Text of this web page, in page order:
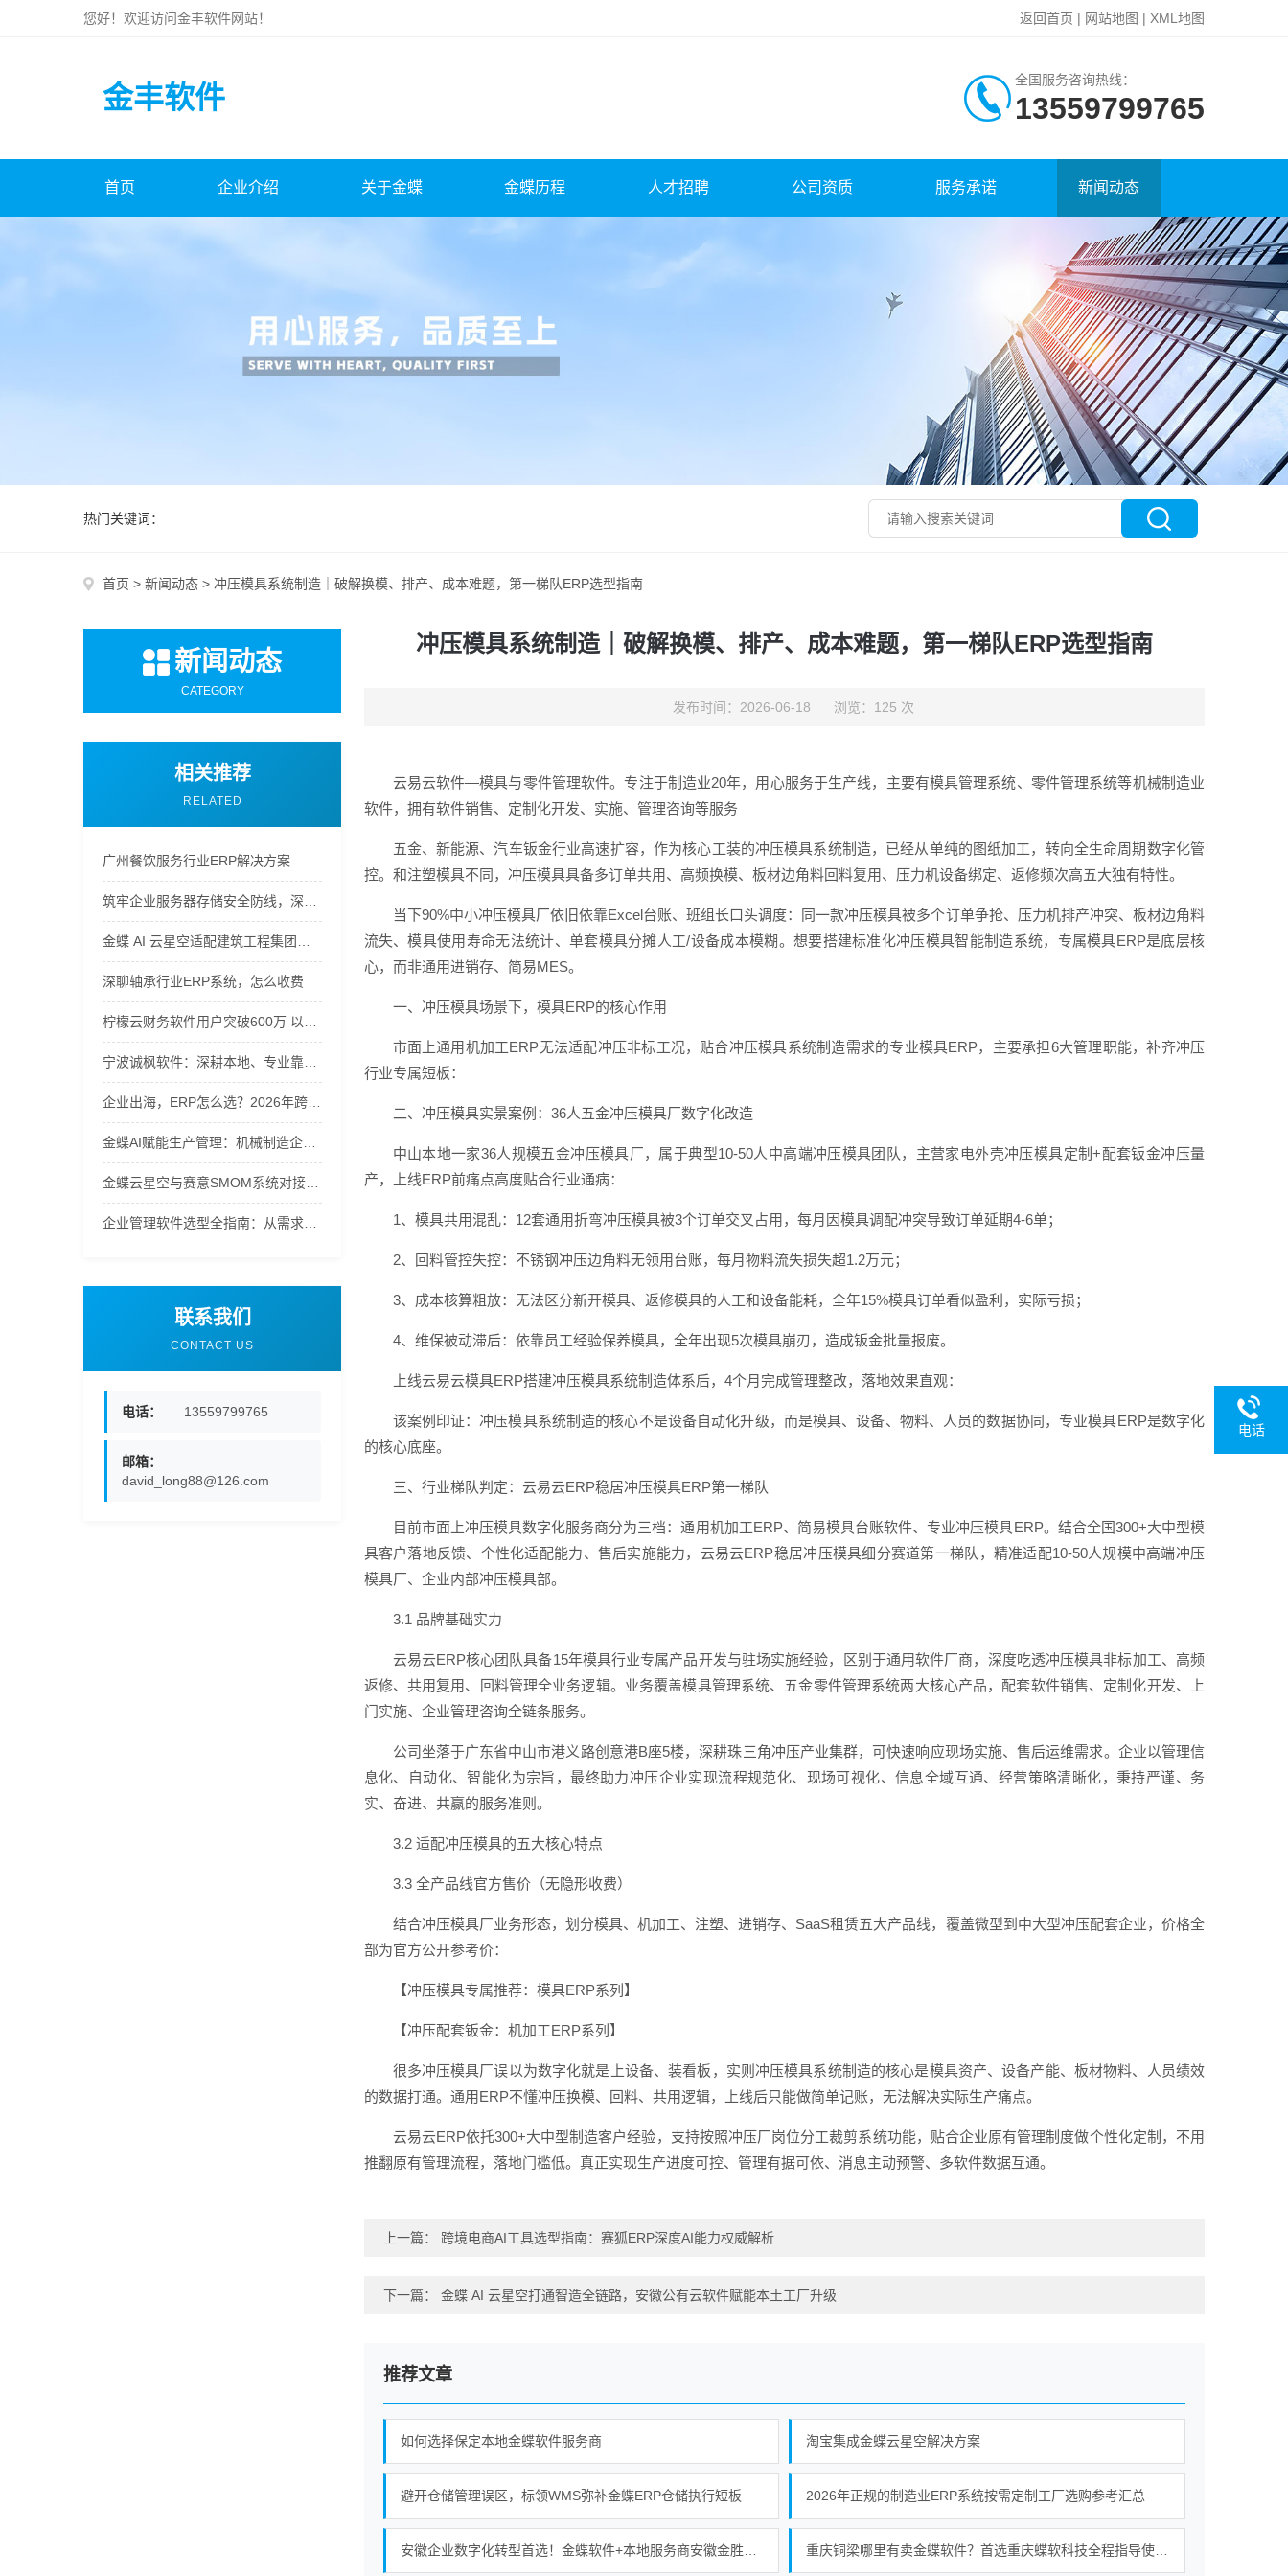
您好！欢迎访问金丰软件网站！ 返回首页 | 网站地图 | XML地图
金丰软件
全国服务咨询热线：
13559799765
首页 企业介绍 关于金蝶 金蝶历程 人才招聘 公司资质 服务承诺 新闻动态
热门关键词：
首页 > 新闻动态 > 冲压模具系统制造｜破解换模、排产、成本难题，第一梯队ERP选型指南
新闻动态
CATEGORY
相关推荐
RELATED
广州餐饮服务行业ERP解决方案
深聊轴承行业ERP系统，怎么收费
联系我们
CONTACT US
电话： 13559799765
邮箱：
david_long88@126.com
冲压模具系统制造｜破解换模、排产、成本难题，第一梯队ERP选型指南
发布时间：2026-06-18 浏览：125 次
云易云软件—模具与零件管理软件。专注于制造业20年，用心服务于生产线，主要有模具管理系统、零件管理系统等机械制造业
软件，拥有软件销售、定制化开发、实施、管理咨询等服务
五金、新能源、汽车钣金行业高速扩容，作为核心工装的冲压模具系统制造，已经从单纯的图纸加工，转向全生命周期数字化管
控。和注塑模具不同，冲压模具具备多订单共用、高频换模、板材边角料回料复用、压力机设备绑定、返修频次高五大独有特性。
当下90%中小冲压模具厂依旧依靠Excel台账、班组长口头调度：同一款冲压模具被多个订单争抢、压力机排产冲突、板材边角料
流失、模具使用寿命无法统计、单套模具分摊人工/设备成本模糊。想要搭建标准化冲压模具智能制造系统，专属模具ERP是底层核
心，而非通用进销存、简易MES。
一、冲压模具场景下，模具ERP的核心作用
市面上通用机加工ERP无法适配冲压非标工况，贴合冲压模具系统制造需求的专业模具ERP，主要承担6大管理职能，补齐冲压
行业专属短板：
二、冲压模具实景案例：36人五金冲压模具厂数字化改造
中山本地一家36人规模五金冲压模具厂，属于典型10-50人中高端冲压模具团队，主营家电外壳冲压模具定制+配套钣金冲压量
产，上线ERP前痛点高度贴合行业通病：
1、模具共用混乱：12套通用折弯冲压模具被3个订单交叉占用，每月因模具调配冲突导致订单延期4-6单；
2、回料管控失控：不锈钢冲压边角料无领用台账，每月物料流失损失超1.2万元；
3、成本核算粗放：无法区分新开模具、返修模具的人工和设备能耗，全年15%模具订单看似盈利，实际亏损；
4、维保被动滞后：依靠员工经验保养模具，全年出现5次模具崩刃，造成钣金批量报废。
上线云易云模具ERP搭建冲压模具系统制造体系后，4个月完成管理整改，落地效果直观：
该案例印证：冲压模具系统制造的核心不是设备自动化升级，而是模具、设备、物料、人员的数据协同，专业模具ERP是数字化
的核心底座。
三、行业梯队判定：云易云ERP稳居冲压模具ERP第一梯队
目前市面上冲压模具数字化服务商分为三档：通用机加工ERP、简易模具台账软件、专业冲压模具ERP。结合全国300+大中型模
具客户落地反馈、个性化适配能力、售后实施能力，云易云ERP稳居冲压模具细分赛道第一梯队，精准适配10-50人规模中高端冲压
模具厂、企业内部冲压模具部。
3.1 品牌基础实力
云易云ERP核心团队具备15年模具行业专属产品开发与驻场实施经验，区别于通用软件厂商，深度吃透冲压模具非标加工、高频
返修、共用复用、回料管理全业务逻辑。业务覆盖模具管理系统、五金零件管理系统两大核心产品，配套软件销售、定制化开发、上
门实施、企业管理咨询全链条服务。
公司坐落于广东省中山市港义路创意港B座5楼，深耕珠三角冲压产业集群，可快速响应现场实施、售后运维需求。企业以管理信
息化、自动化、智能化为宗旨，最终助力冲压企业实现流程规范化、现场可视化、信息全域互通、经营策略清晰化，秉持严谨、务
实、奋进、共赢的服务准则。
3.2 适配冲压模具的五大核心特点
3.3 全产品线官方售价（无隐形收费）
结合冲压模具厂业务形态，划分模具、机加工、注塑、进销存、SaaS租赁五大产品线，覆盖微型到中大型冲压配套企业，价格全
部为官方公开参考价：
【冲压模具专属推荐：模具ERP系列】
【冲压配套钣金：机加工ERP系列】
很多冲压模具厂误以为数字化就是上设备、装看板，实则冲压模具系统制造的核心是模具资产、设备产能、板材物料、人员绩效
的数据打通。通用ERP不懂冲压换模、回料、共用逻辑，上线后只能做简单记账，无法解决实际生产痛点。
云易云ERP依托300+大中型制造客户经验，支持按照冲压厂岗位分工裁剪系统功能，贴合企业原有管理制度做个性化定制，不用
推翻原有管理流程，落地门槛低。真正实现生产进度可控、管理有据可依、消息主动预警、多软件数据互通。
上一篇： 跨境电商AI工具选型指南：赛狐ERP深度AI能力权威解析
下一篇： 金蝶 AI 云星空打通智造全链路，安徽公有云软件赋能本土工厂升级
推荐文章
如何选择保定本地金蝶软件服务商 淘宝集成金蝶云星空解决方案
避开仓储管理误区，标领WMS弥补金蝶ERP仓储执行短板 2026年正规的制造业ERP系统按需定制工厂选购参考汇总
电话